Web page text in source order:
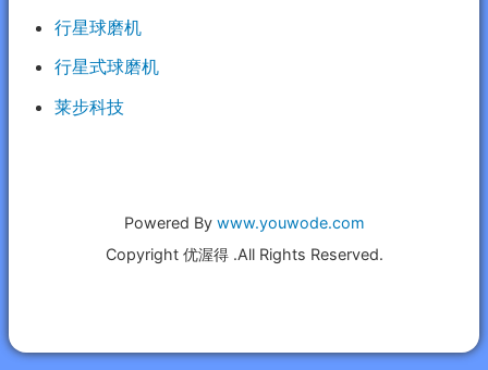
行星球磨机
行星式球磨机
莱步科技
Powered By www.youwode.com
Copyright 优渥得 .All Rights Reserved.